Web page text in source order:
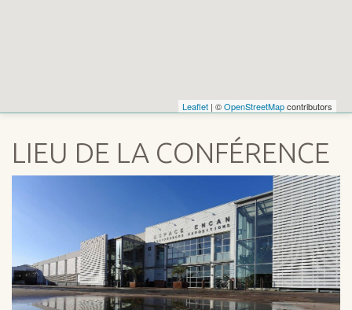
Leaflet | ©OpenStreetMapcontributors
LIEU DE LA CONFÉRENCE